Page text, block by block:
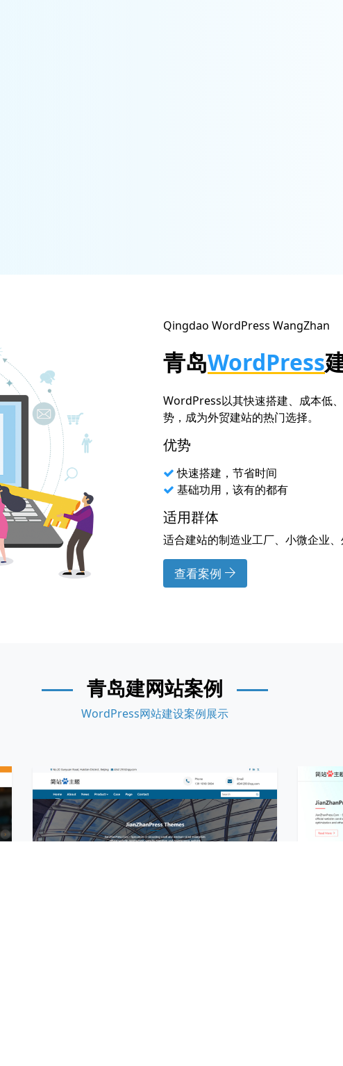
Qingdao WordPress WangZhan
青岛WordPress
WordPress以其快速搭建、成本低
势，成为外贸建站的热门选择。
优势
快速搭建，节省时间
基础功用，该有的都有
适用群体
适合建站的制造业工厂、小微企业
查看案例
青岛建网站案例
WordPress网站建设案例展示